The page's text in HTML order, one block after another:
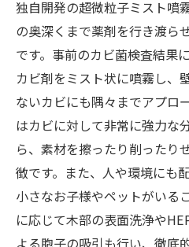
独自開発の超微粒子ミスト噴
の奥深くまで薬剤を行き渡ら
です。事前のカビ菌検査結果
カビ剤をミスト状に噴霧し、
ないカビにも隅々までアプロ
はカビに対して非常に強力な
ら、素材を擦ったり削ったり
徴です。また、人や環境にも
小さなお子様やペットがいる
に応じて木部の表面洗浄や
よる胞子の吸引も行い、徹底